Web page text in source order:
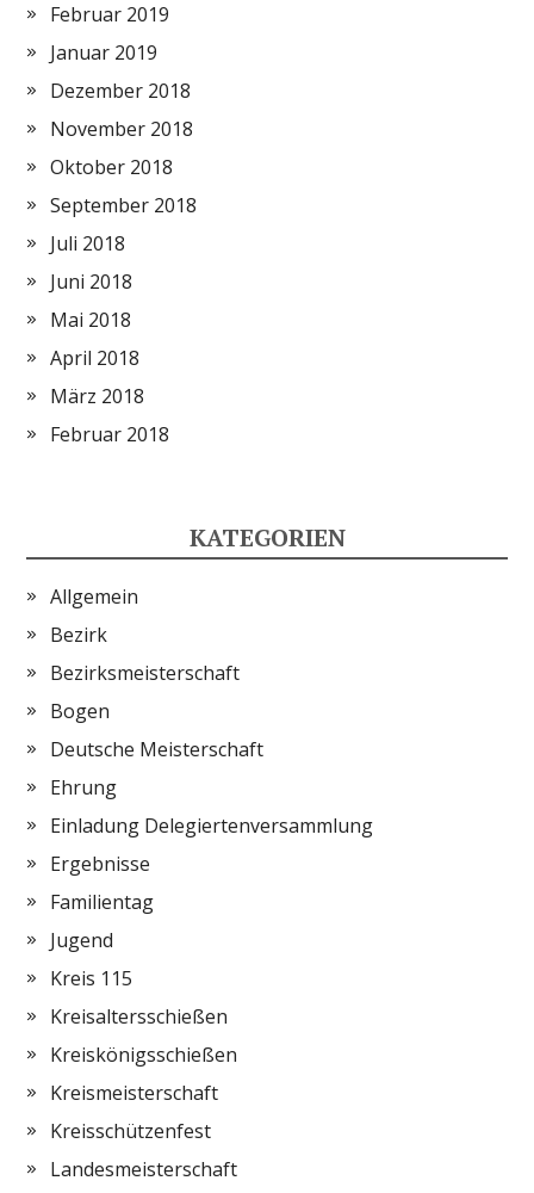
Februar 2019
Januar 2019
Dezember 2018
November 2018
Oktober 2018
September 2018
Juli 2018
Juni 2018
Mai 2018
April 2018
März 2018
Februar 2018
KATEGORIEN
Allgemein
Bezirk
Bezirksmeisterschaft
Bogen
Deutsche Meisterschaft
Ehrung
Einladung Delegiertenversammlung
Ergebnisse
Familientag
Jugend
Kreis 115
Kreisaltersschießen
Kreiskönigsschießen
Kreismeisterschaft
Kreisschützenfest
Landesmeisterschaft